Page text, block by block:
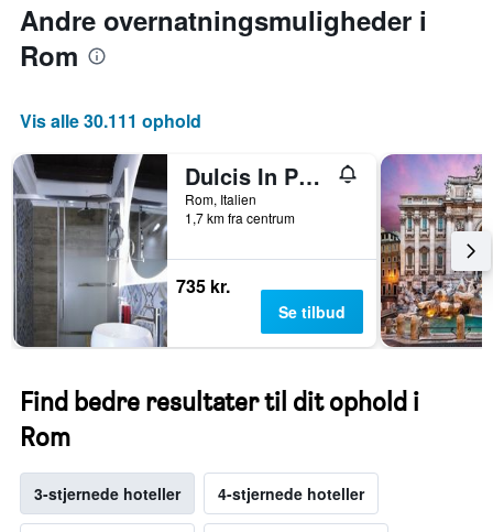
Andre overnatningsmuligheder i
Rom
Vis alle 30.111 ophold
Dulcis In Pantheon
Rom, Italien
1,7 km fra centrum
735 kr.
Se tilbud
Find bedre resultater til dit ophold i
Rom
3-stjernede hoteller 4-stjernede hoteller